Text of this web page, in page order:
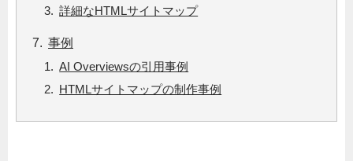
詳細なHTMLサイトマップ
事例
AI Overviewsの引用事例
HTMLサイトマップの制作事例